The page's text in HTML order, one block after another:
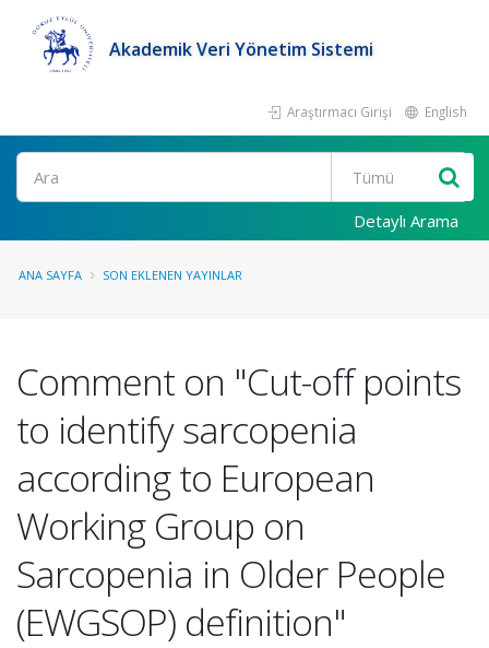
Akademik Veri Yönetim Sistemi
Araştırmacı Girişi English
Ara
Detaylı Arama
ANA SAYFA SON EKLENEN YAYINLAR
Comment on "Cut-off points
to identify sarcopenia
according to European
Working Group on
Sarcopenia in Older People
(EWGSOP) definition"